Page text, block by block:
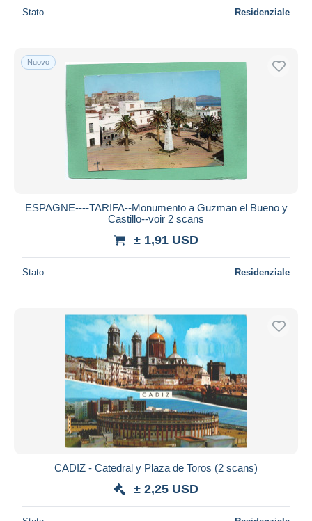
Stato Residenziale
Nuovo
ESPAGNE----TARIFA--Monumento a Guzman el Bueno y
Castillo--voir 2 scans
± 1,91 USD
Stato Residenziale
CADIZ - Catedral y Plaza de Toros (2 scans)
± 2,25 USD